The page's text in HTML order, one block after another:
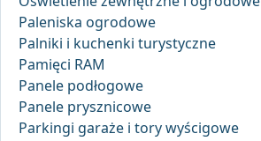
Paleniska ogrodowe
Palniki i kuchenki turystyczne
Pamięci RAM
Panele podłogowe
Panele prysznicowe
Parkingi garaże i tory wyścigowe